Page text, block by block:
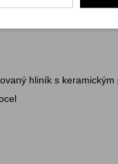
hliník s keramickým